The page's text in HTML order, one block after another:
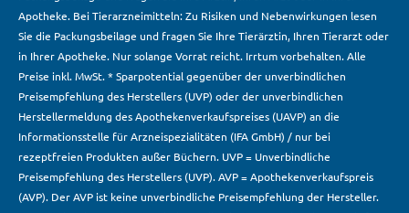
Apotheke. Bei Tierarzneimitteln: Zu Risiken und Nebenwirkungen lesen
Sie die Packungsbeilage und fragen Sie Ihre Tierärztin, Ihren Tierarzt oder
in Ihrer Apotheke. Nur solange Vorrat reicht. Irrtum vorbehalten. Alle
Preise inkl. MwSt. * Sparpotential gegenüber der unverbindlichen
Preisempfehlung des Herstellers (UVP) oder der unverbindlichen
Herstellermeldung des Apothekenverkaufspreises (UAVP) an die
Informationsstelle für Arzneispezialitäten (IFA GmbH) / nur bei
rezeptfreien Produkten außer Büchern. UVP = Unverbindliche
Preisempfehlung des Herstellers (UVP). AVP = Apothekenverkaufspreis
(AVP). Der AVP ist keine unverbindliche Preisempfehlung der Hersteller.